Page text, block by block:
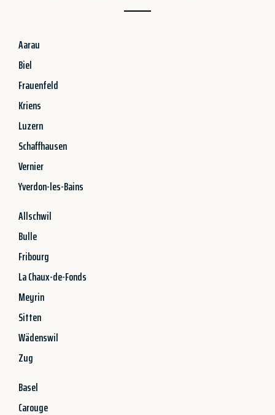
Aarau
Biel
Frauenfeld
Kriens
Luzern
Schaffhausen
Vernier
Yverdon-les-Bains
Allschwil
Bulle
Fribourg
La Chaux-de-Fonds
Meyrin
Sitten
Wädenswil
Zug
Basel
Carouge